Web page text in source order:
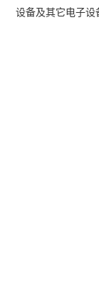
设备及其它电子设